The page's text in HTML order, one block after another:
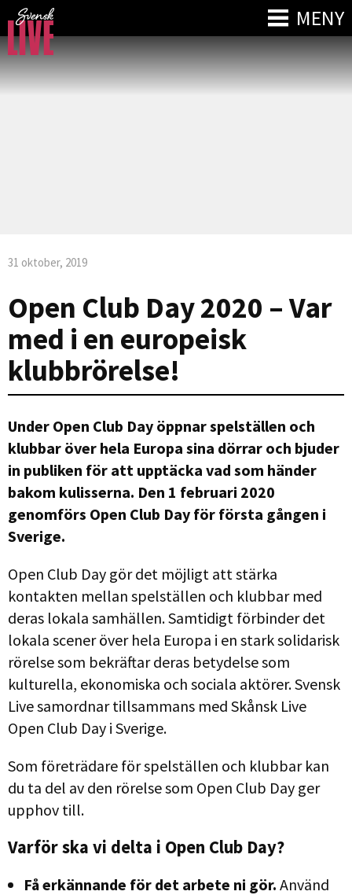
MENY
31 oktober, 2019
Open Club Day 2020 – Var
med i en europeisk
klubbrörelse!
Under Open Club Day öppnar spelställen och
klubbar över hela Europa sina dörrar och bjuder
in publiken för att upptäcka vad som händer
bakom kulisserna. Den 1 februari 2020
genomförs Open Club Day för första gången i
Sverige.
Open Club Day gör det möjligt att stärka
kontakten mellan spelställen och klubbar med
deras lokala samhällen. Samtidigt förbinder det
lokala scener över hela Europa i en stark solidarisk
rörelse som bekräftar deras betydelse som
kulturella, ekonomiska och sociala aktörer. Svensk
Live samordnar tillsammans med Skånsk Live
Open Club Day i Sverige.
Som företrädare för spelställen och klubbar kan
du ta del av den rörelse som Open Club Day ger
upphov till.
Varför ska vi delta i Open Club Day?
Få erkännande för det arbete ni gör. Använd